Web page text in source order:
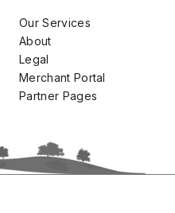
Our Services
About
Legal
Merchant Portal
Partner Pages